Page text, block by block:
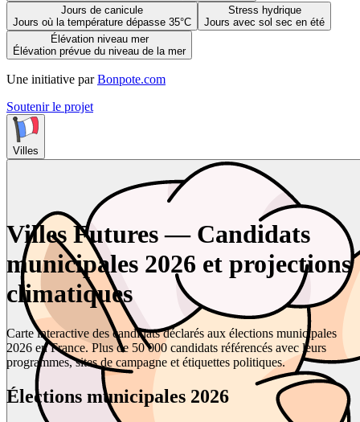
Jours de canicule
Jours où la température dépasse 35°C
Stress hydrique
Jours avec sol sec en été
Élévation niveau mer
Élévation prévue du niveau de la mer
Une initiative par Bonpote.com
Soutenir le projet
Villes
Villes Futures — Candidats
municipales 2026 et projections
climatiques
Carte interactive des candidats déclarés aux élections municipales
2026 en France. Plus de 50 000 candidats référencés avec leurs
programmes, sites de campagne et étiquettes politiques.
Élections municipales 2026